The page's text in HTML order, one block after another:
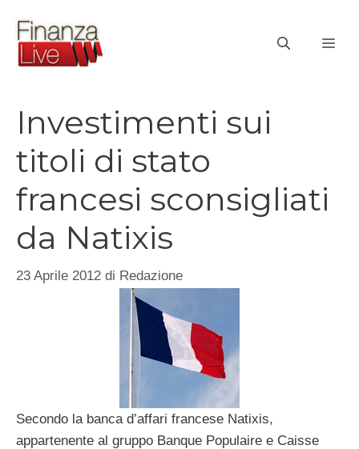
contenuto
Investimenti sui
titoli di stato
francesi sconsigliati
da Natixis
23 Aprile 2012 di Redazione
Secondo la banca d’affari francese Natixis,
appartenente al gruppo Banque Populaire e Caisse